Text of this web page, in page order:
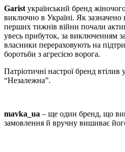
Garist український бренд
виключно в Україні. Як зазначено
перших тижнів війни почали
увесь прибуток, за виключенням
власники перераховують на
боротьби з агресією ворога.
Патріотичні настрої бренд втілив
“Незалежна”.
mavka_ua – ще один бренд, що
замовлення й вручну вишиває